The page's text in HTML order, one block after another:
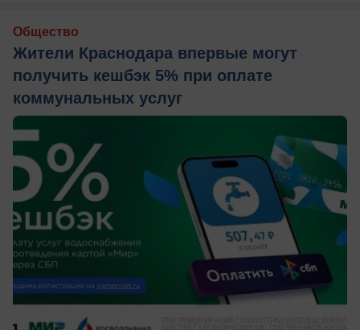
Общество
Жители Краснодара впервые могут
получить кешбэк 5% при оплате
коммунальных услуг